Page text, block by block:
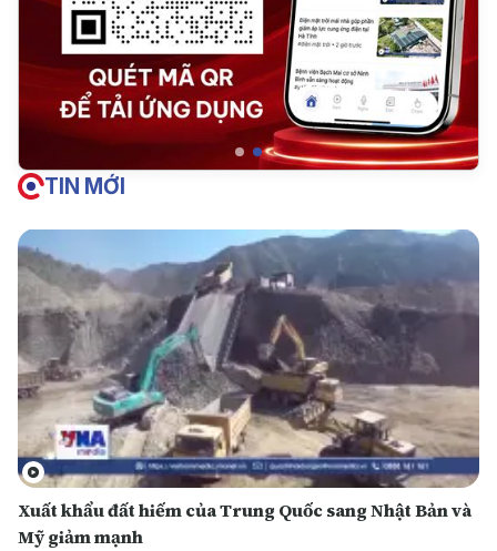
TIN MỚI
Xuất khẩu đất hiếm của Trung Quốc sang Nhật Bản và
Mỹ giảm mạnh